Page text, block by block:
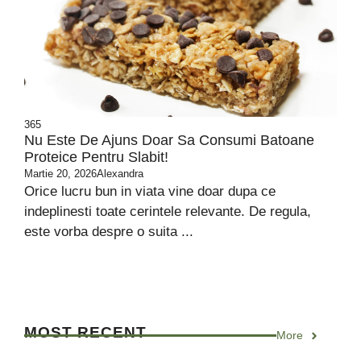
365
Nu Este De Ajuns Doar Sa Consumi Batoane
Proteice Pentru Slabit!
Martie 20, 2026Alexandra
Orice lucru bun in viata vine doar dupa ce
indeplinesti toate cerintele relevante. De regula,
este vorba despre o suita ...
MOST RECENT More